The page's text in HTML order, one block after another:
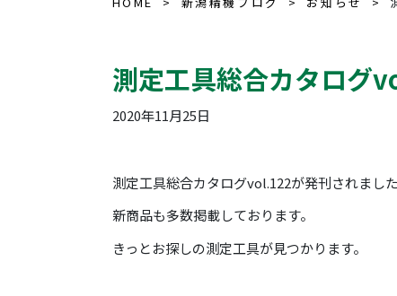
測定工具総合カタログ
2020年11月25日
測定工具総合カタログvol.122が発刊されました
新商品も多数掲載しております。
きっとお探しの測定工具が見つかります。